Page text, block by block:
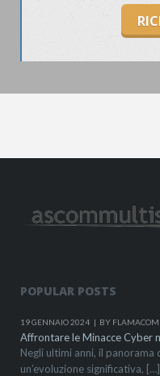
POPULAR POSTS
19 GENNAIO 2024 BY FLAMACOM
Affrontare le Minacce Cyber
Negli ultimi anni, il panorama
un’evoluzione significativa, […]